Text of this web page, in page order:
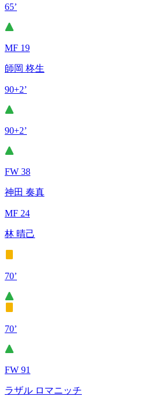
65’
MF 19
師岡 柊生
90+2’
90+2’
FW 38
神田 奏真
MF 24
林 晴己
70’
70’
FW 91
ラザル ロマニッチ